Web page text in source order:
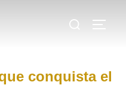
conquista el